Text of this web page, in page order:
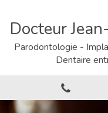
Docteur
Parodontologie -
Dentaire